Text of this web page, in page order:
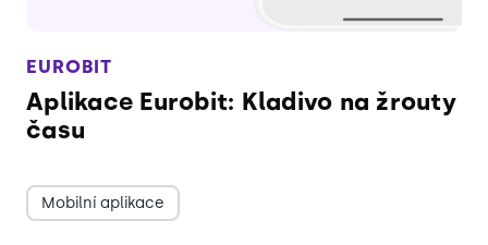
EUROBIT
Aplikace Eurobit: Kladivo na žrouty
času
Mobilní aplikace